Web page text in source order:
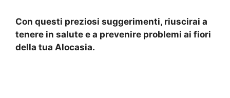
Con questi preziosi suggerimenti, riuscirai a
tenere in salute e a prevenire problemi ai fiori
della tua Alocasia.